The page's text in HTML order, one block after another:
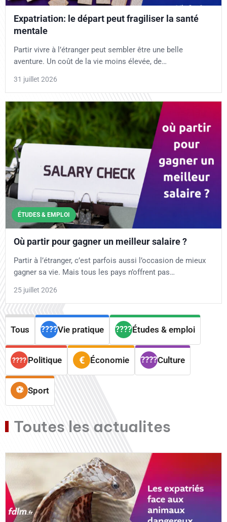
Expatriation: le départ peut fragiliser la santé
mentale
Partir vivre à l’étranger peut sembler être une belle
aventure. Un coût de la vie moins élevée, de…
31 juillet 2026
ÉTUDES & EMPLOI
Où partir pour gagner un meilleur salaire ?
Partir à l’étranger, c’est parfois aussi l’occasion de mieux
gagner sa vie. Mais tous les pays n’offrent pas…
25 juillet 2026
Tous Vie pratique Études & emploi
Politique Économie Culture
Sport
Toutes les actualites